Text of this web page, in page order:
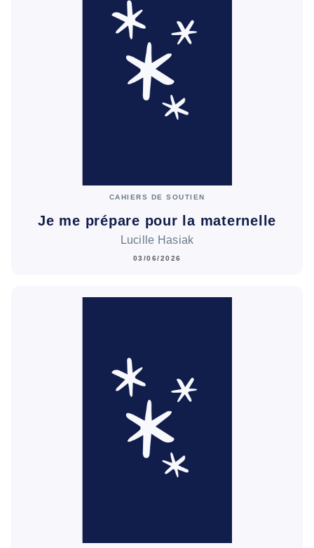
CAHIERS DE SOUTIEN
Je me prépare pour la maternelle
Lucille Hasiak
03/06/2026